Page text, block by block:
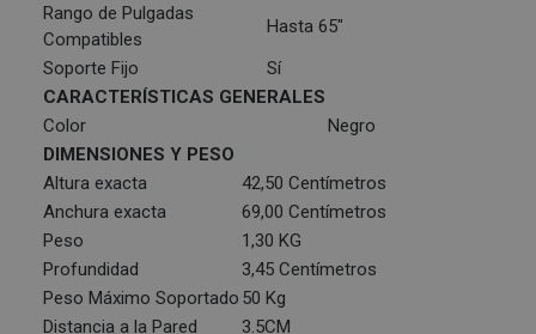
Rango de Pulgadas
Compatibles
Hasta 65"
Soporte Fijo
Sí
CARACTERÍSTICAS GENERALES
Color
Negro
DIMENSIONES Y PESO
Altura exacta
42,50 Centímetros
Anchura exacta
69,00 Centímetros
Peso
1,30 KG
Profundidad
3,45 Centímetros
Peso Máximo Soportado 50 Kg
Distancia a la Pared
3.5CM